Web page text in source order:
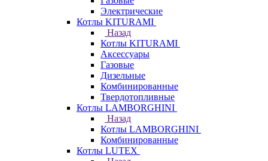
Электрические
Котлы KITURAMI
Назад
Котлы KITURAMI
Аксессуары
Газовые
Дизельные
Комбинированные
Твердотопливные
Котлы LAMBORGHINI
Назад
Котлы LAMBORGHINI
Комбинированные
Котлы LUTEX